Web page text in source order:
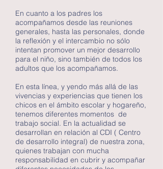
En cuanto a los padres los
acompañamos desde las reuniones
generales, hasta las personales, donde
la reflexión y el intercambio no sólo
intentan promover un mejor desarrollo
para el niño, sino también de todos los
adultos que los acompañamos.
En esta línea, y yendo más allá de las
vivencias y experiencias que tienen los
chicos en el ámbito escolar y hogareño,
tenemos diferentes momentos de
trabajo social. En la actualidad se
desarrollan en relación al CDI ( Centro
de desarrollo integral) de nuestra zona,
quienes trabajan con mucha
responsabilidad en cubrir y acompañar